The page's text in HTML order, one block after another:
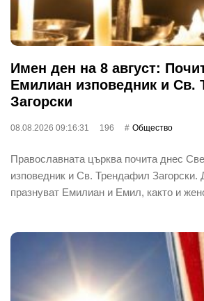
Имен ден на 8 август:
Емилиан изповедник и Св.
Загорски
08.08.2026 09:16:31 196 Общество
Православната църква почита днес
изповедник и Св. Трендафил Загорски.
празнуват Емилиан и Емил, както и